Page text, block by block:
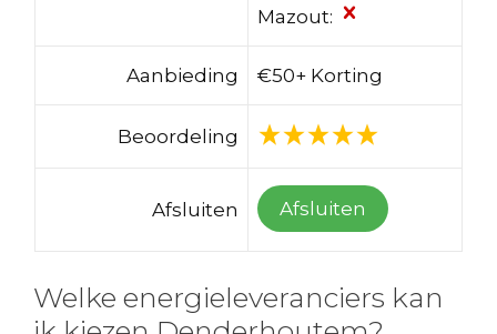
Mazout:
Aanbieding €50+ Korting
Beoordeling
Afsluiten Afsluiten
Welke energieleveranciers kan